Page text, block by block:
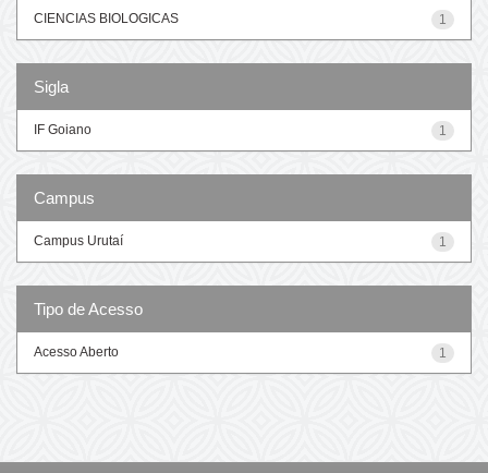
1
CIENCIAS BIOLOGICAS
Sigla
1
IF Goiano
Campus
1
Campus Urutaí
Tipo de Acesso
1
Acesso Aberto